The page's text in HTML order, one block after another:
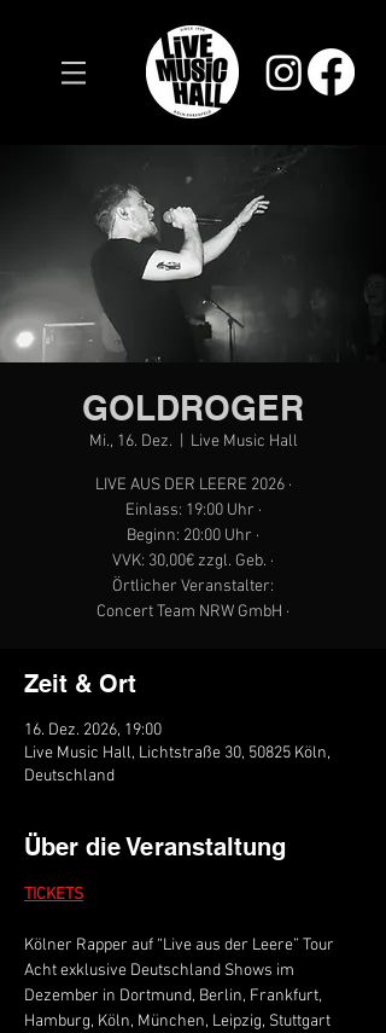
GOLDROGER
Mi., 16. Dez. Live Music Hall
LIVE AUS DER LEERE 2026 ·
Einlass: 19:00 Uhr ·
Beginn: 20:00 Uhr ·
VVK: 30,00€ zzgl. Geb. ·
Örtlicher Veranstalter:
Concert Team NRW GmbH ·
Zeit & Ort
16. Dez. 2026, 19:00
Live Music Hall, Lichtstraße 30, 50825 Köln,
Deutschland
Über die Veranstaltung
TICKETS
Kölner Rapper auf “Live aus der Leere” Tour
Acht exklusive Deutschland Shows im
Dezember in Dortmund, Berlin, Frankfurt,
Hamburg, Köln, München, Leipzig, Stuttgart